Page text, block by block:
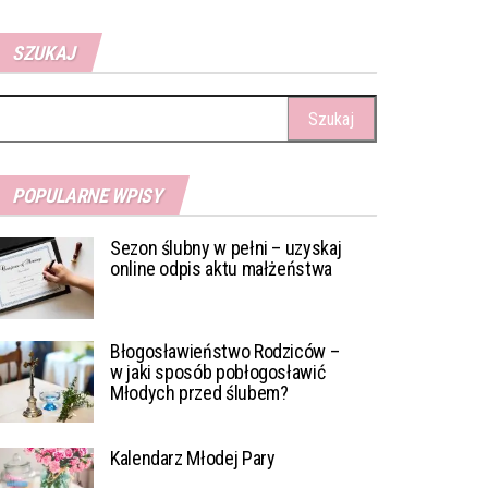
SZUKAJ
POPULARNE WPISY
Sezon ślubny w pełni – uzyskaj
online odpis aktu małżeństwa
Błogosławieństwo Rodziców –
w jaki sposób pobłogosławić
Młodych przed ślubem?
Kalendarz Młodej Pary